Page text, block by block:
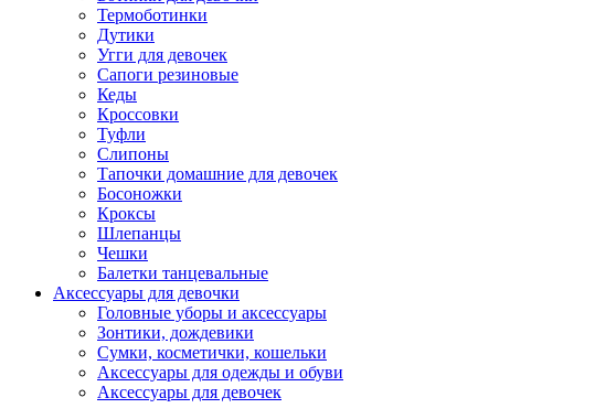
Термоботинки
Дутики
Угги для девочек
Сапоги резиновые
Кеды
Кроссовки
Туфли
Слипоны
Тапочки домашние для девочек
Босоножки
Кроксы
Шлепанцы
Чешки
Балетки танцевальные
Аксессуары для девочки
Головные уборы и аксессуары
Зонтики, дождевики
Сумки, косметички, кошельки
Аксессуары для одежды и обуви
Аксессуары для девочек